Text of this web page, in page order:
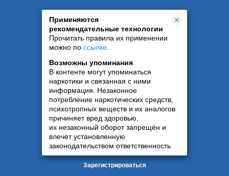
Применяются
рекомендательные технологии
Прочитать правила их применении
можно по ссылке
Возможны упоминания
В контенте могут упоминаться
наркотики и связанная с ними
информация. Незаконное
потребление наркотических средств,
психотропных веществ и их аналогов
причиняет вред здоровью,
их незаконный оборот запрещён и
влечёт установленную
законодательством ответственность
Зарегистрироваться